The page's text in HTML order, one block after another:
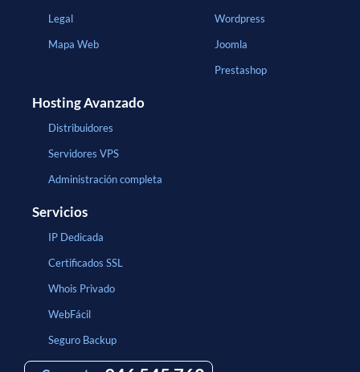
Legal
Mapa Web
Wordpress
Joomla
Prestashop
Hosting Avanzado
Distribuidores
Servidores VPS
Administración completa
Servicios
IP Dedicada
Certificados SSL
Whois Privado
WebFácil
Seguro Backup